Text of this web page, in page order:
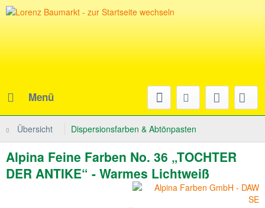
Menü
Übersicht Dispersionsfarben & Abtönpasten
Alpina Feine Farben No. 36 „TOCHTER
DER ANTIKE“ - Warmes Lichtweiß